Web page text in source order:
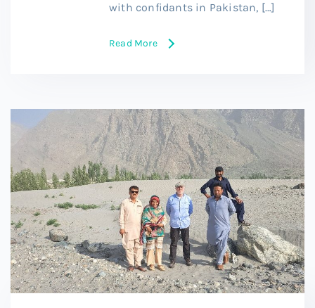
with confidants in Pakistan, […]
Read More